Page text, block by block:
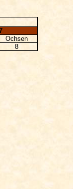
Ochsen
8